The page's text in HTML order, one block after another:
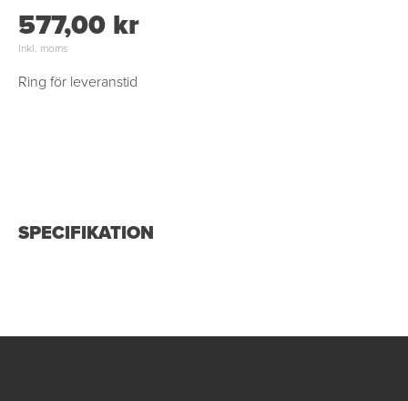
577,00 kr
Inkl. moms
Ring för leveranstid
SPECIFIKATION